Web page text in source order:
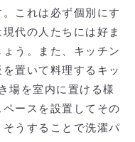
これは必ず個別にす
代の人たちには好ま
う。また、キッチン
置いて料理するキッ
場を室内に置ける様
ースを設置してその
うすることで洗濯パ